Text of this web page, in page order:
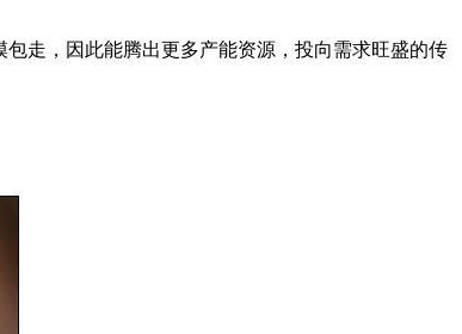
走，因此能腾出更多产能资源，投向需求旺盛的传